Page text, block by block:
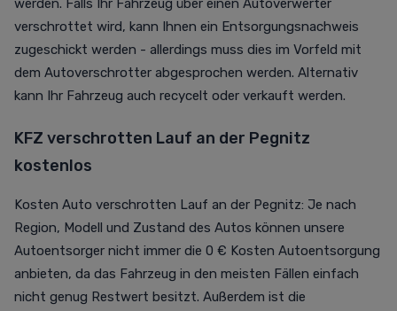
werden. Falls Ihr Fahrzeug über einen Autoverwerter
verschrottet wird, kann Ihnen ein Entsorgungsnachweis
zugeschickt werden - allerdings muss dies im Vorfeld mit
dem Autoverschrotter abgesprochen werden. Alternativ
kann Ihr Fahrzeug auch recycelt oder verkauft werden.
KFZ verschrotten Lauf an der Pegnitz
kostenlos
Kosten Auto verschrotten Lauf an der Pegnitz: Je nach
Region, Modell und Zustand des Autos können unsere
Autoentsorger nicht immer die 0 € Kosten Autoentsorgung
anbieten, da das Fahrzeug in den meisten Fällen einfach
nicht genug Restwert besitzt. Außerdem ist die